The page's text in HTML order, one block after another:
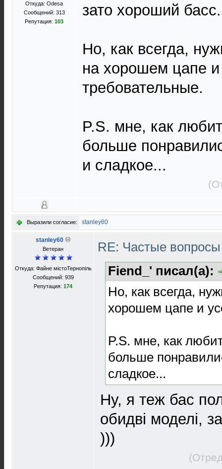
Откуда: Odesa
Сообщений: 313
Репутация:103
зато хороший басс.
Но, как всегда,
на хорошем цапе
требовательные.
P.S. мне, как
больше
и сладкое...
Выразили согласие: stanley60
stanley60
Ветеран
Откуда: Файне містоТернопіль
Сообщений: 939
Репутация:174
RE: Частые
Fiend_' писал(а):
Но, как всегда,
хорошем цапе и
P.S. мне, как
больше
сладкое...
Ну, я теж бас
обидві моделі,
)))